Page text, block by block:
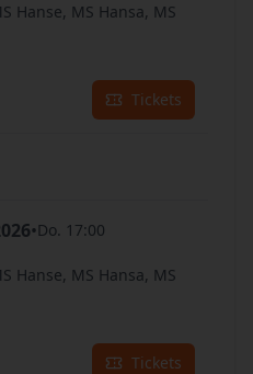
Hanse, MS Hansa, MS
Tickets
•Do. 17:00
Hanse, MS Hansa, MS
Tickets